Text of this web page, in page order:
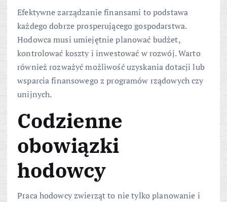
Efektywne zarządzanie finansami to podstawa
każdego dobrze prosperującego gospodarstwa.
Hodowca musi umiejętnie planować budżet,
kontrolować koszty i inwestować w rozwój. Warto
również rozważyć możliwość uzyskania dotacji lub
wsparcia finansowego z programów rządowych czy
unijnych.
Codzienne
obowiązki
hodowcy
Praca hodowcy zwierząt to nie tylko planowanie i